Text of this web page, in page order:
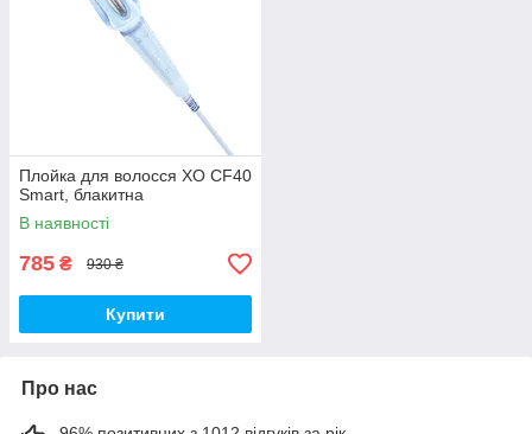
Плойка для волосся XO CF40
Smart, блакитна
В наявності
785 ₴ 930 ₴
Купити
Про нас